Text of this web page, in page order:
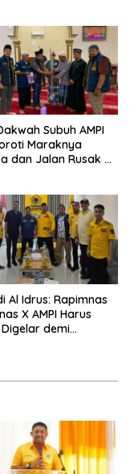
Subuh AMPI
Maraknya
dan Jalan Rusak di
Al Idrus: Rapimnas
X AMPI Harus
demi